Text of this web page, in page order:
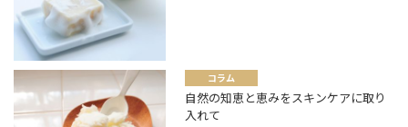
コラム
自然の知恵と恵みをスキンケアに取り
入れて